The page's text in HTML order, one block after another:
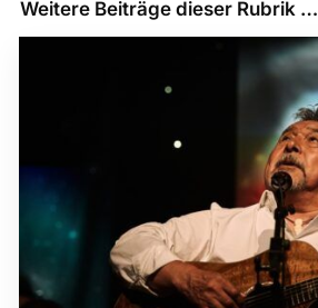
Weitere Beiträge dieser Rubrik …